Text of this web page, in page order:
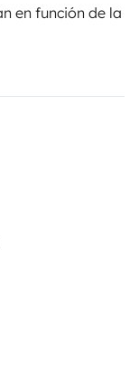
en función de la